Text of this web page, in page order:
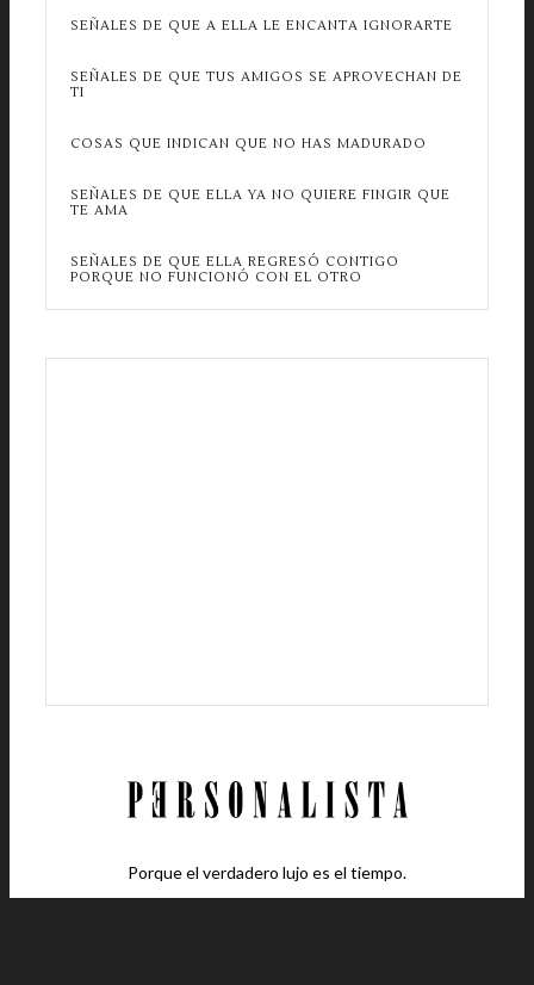
SEÑALES DE QUE A ELLA LE ENCANTA IGNORARTE
SEÑALES DE QUE TUS AMIGOS SE APROVECHAN DE
TI
COSAS QUE INDICAN QUE NO HAS MADURADO
SEÑALES DE QUE ELLA YA NO QUIERE FINGIR QUE
TE AMA
SEÑALES DE QUE ELLA REGRESÓ CONTIGO
PORQUE NO FUNCIONÓ CON EL OTRO
Porque el verdadero lujo es el tiempo.